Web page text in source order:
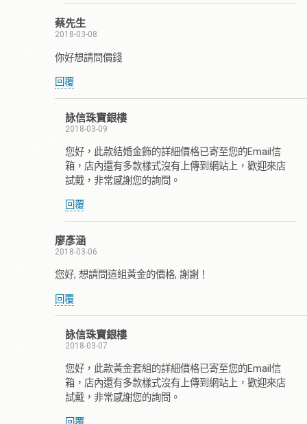
蔡先生
2018-03-08
你好想請問價錢
回覆
詠信珠寶銀樓
2018-03-09
您好，此款結婚金飾的詳細價格已寄至您的Email信
箱，店內還有多款樣式沒有上傳到網站上，歡迎來店
試戴，非常感謝您的詢問。
回覆
廖彥涵
2018-03-06
您好, 想請問這組黃金的價格, 謝謝！
回覆
詠信珠寶銀樓
2018-03-07
您好，此款黃金套組的詳細價格已寄至您的Email信
箱，店內還有多款樣式沒有上傳到網站上，歡迎來店
試戴，非常感謝您的詢問。